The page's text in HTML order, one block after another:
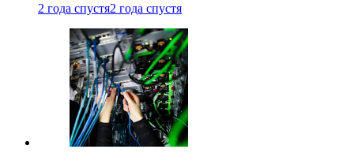
2 года спустя2 года спустя